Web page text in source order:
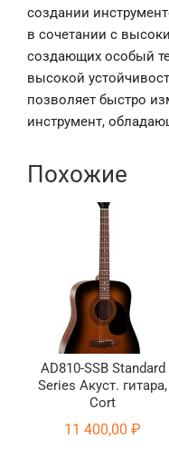
создании
в сочетании с
создающих особый
высокой
позволяет быстро
инструмент,
Похожие
AD810-SSB Standard
Series Акуст. гитара,
Cort
11 400,00₽